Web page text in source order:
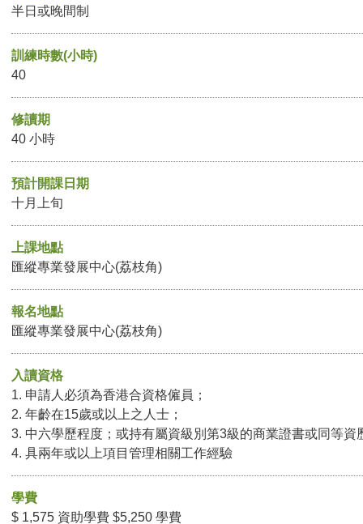
半日或晚間制
訓練時數(小時)
40
修讀期
40 小時
預計開課日期
十月上旬
上課地點
匯縱專業發展中心(荔枝角)
報名地點
匯縱專業發展中心(荔枝角)
入讀資格
1. 申請人必須為香港合資格僱員；
2. 年齡在15歲或以上之人士；
3. 中六學歷程度；或持有屬資級別第3級的商業證書或同等資
4. 具兩年或以上項目管理相關工作經驗
學費
$ 1,575 資助學費 $5,250 學費